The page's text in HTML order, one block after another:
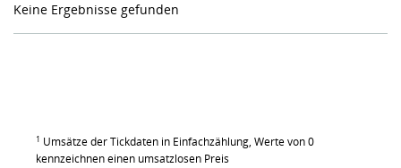
Keine Ergebnisse gefunden
1 Umsätze der Tickdaten in Einfachzählung, Werte von 0
kennzeichnen einen umsatzlosen Preis